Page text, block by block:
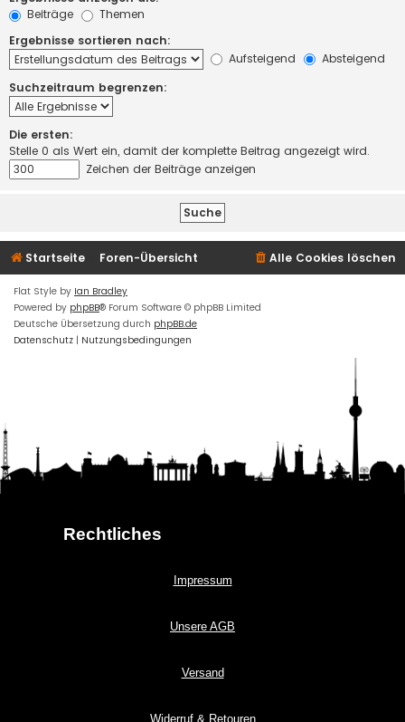
Beiträge
Themen
Ergebnisse sortieren nach:
Aufsteigend
Absteigend
Suchzeitraum begrenzen:
Die ersten:
Stelle 0 als Wert ein, damit der komplette Beitrag angezeigt wird.
Zeichen der Beiträge anzeigen
Startseite Foren-Übersicht Alle Cookies löschen
Flat Style by Ian Bradley
Powered by phpBB® Forum Software © phpBB Limited
Deutsche Übersetzung durch phpBB.de
Datenschutz | Nutzungsbedingungen
Rechtliches
Impressum
Unsere AGB
Versand
Widerruf & Retouren